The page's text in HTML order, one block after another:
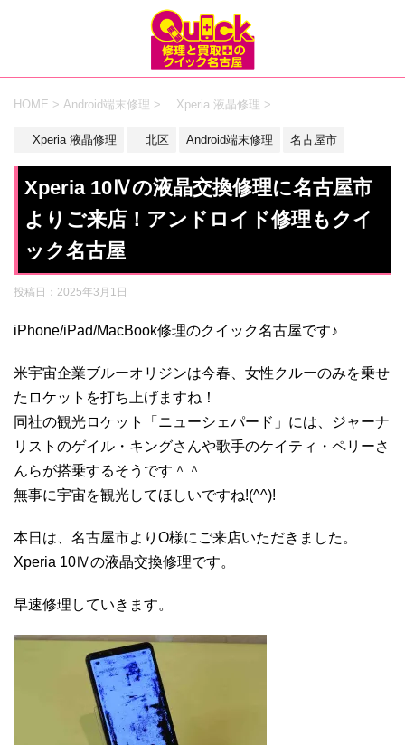
HOME > Android端末修理 > Xperia 液晶修理 >
Xperia 液晶修理 北区 Android端末修理 名古屋市
Xperia 10Ⅳの液晶交換修理に名古屋市
よりご来店！アンドロイド修理もクイ
ック名古屋
投稿日： 2025年3月1日
iPhone/iPad/MacBook修理のクイック名古屋です♪
米宇宙企業ブルーオリジンは今春、女性クルーのみを乗せ
たロケットを打ち上げますね！
同社の観光ロケット「ニューシェパード」には、ジャーナ
リストのゲイル・キングさんや歌手のケイティ・ペリーさ
んらが搭乗するそうです＾＾
無事に宇宙を観光してほしいですね!(^^)!
本日は、名古屋市よりO様にご来店いただきました。
Xperia 10Ⅳの液晶交換修理です。
早速修理していきます。